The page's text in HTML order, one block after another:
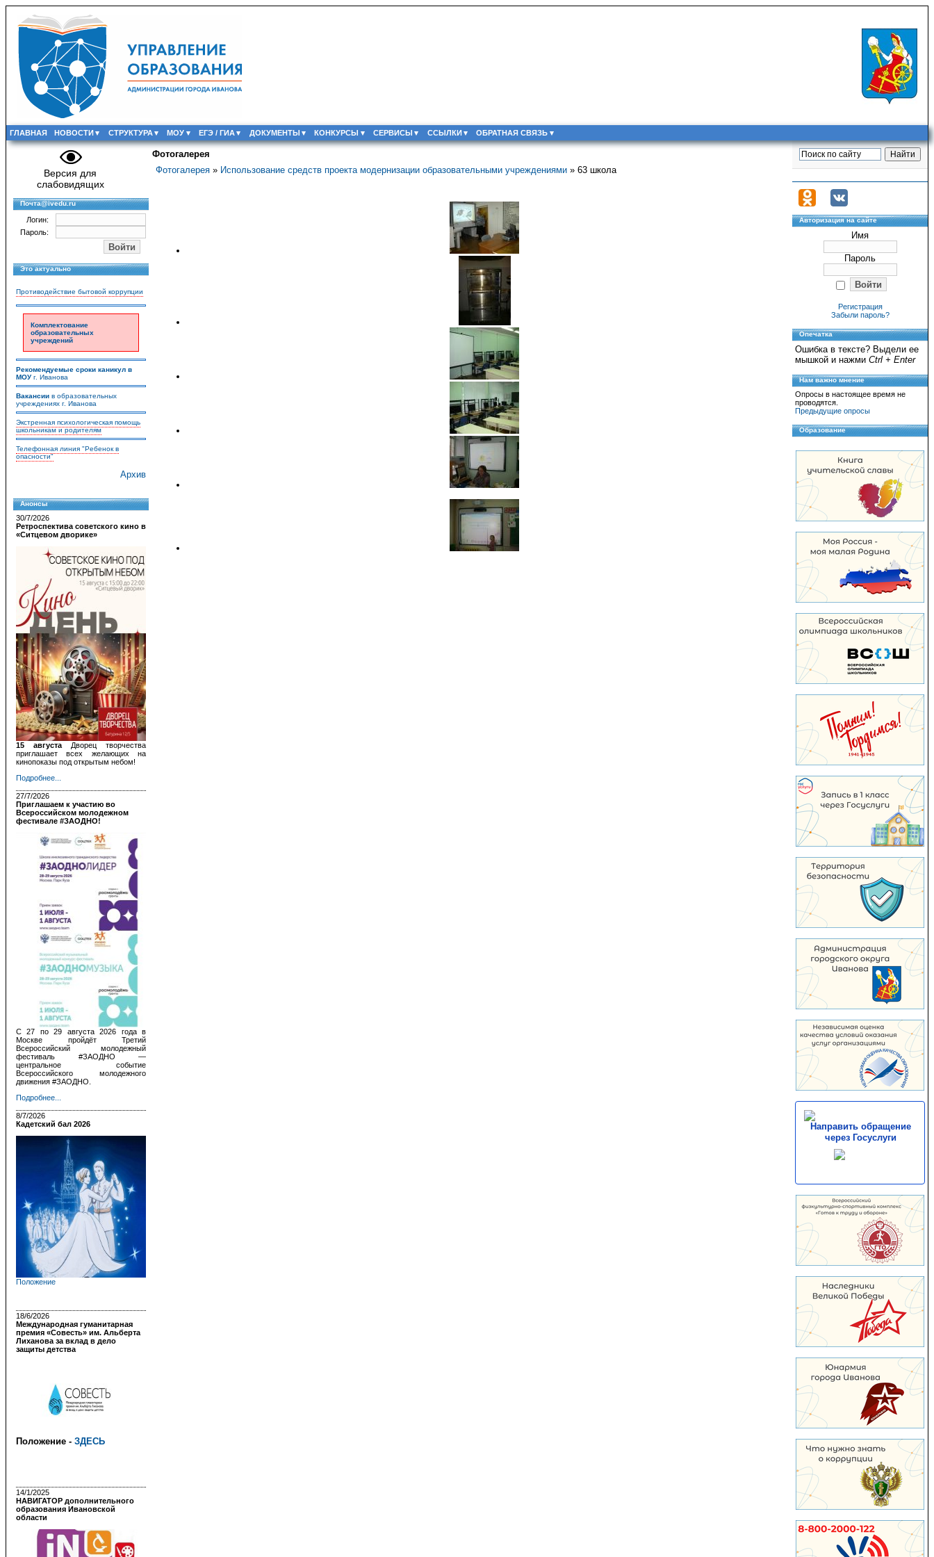
ГЛАВНАЯ НОВОСТИ СТРУКТУРА МОУ ЕГЭ / ГИА ДОКУМЕНТЫ КОНКУРСЫ СЕРВИСЫ ССЫЛКИ ОБРАТНАЯ СВЯЗЬ
Версия для
слабовидящих
Почта@ivedu.ru
Логин:
Пароль:
Это актуально
Противодействие бытовой коррупции
Комплектование
образовательных
учреждений
Рекомендуемые сроки каникул в
МОУг. Иванова
Вакансии в образовательных
учреждениях г. Иванова
Экстренная психологическая помощь
школьникам и родителям
Телефонная линия "Ребенок в
опасности"
Архив
Анонсы
30/7/2026
Ретроспектива советского кино в
«Ситцевом дворике»
15 августа
Дворец творчества
приглашает всех желающих на
кинопоказы под открытым небом!
Подробнее...
27/7/2026
Приглашаем к участию во
Всероссийском молодежном
фестивале #ЗАОДНО!
С 27 по 29 августа 2026 года в
Москве пройдёт Третий
Всероссийский молодежный
фестиваль #ЗАОДНО —
центральное событие
Всероссийского молодежного
движения #ЗАОДНО.
Подробнее...
8/7/2026
Кадетский бал 2026
Положение
18/6/2026
Международная гуманитарная
премия «Совесть» им. Альберта
Лиханова за вклад в дело
защиты детства
Положение - ЗДЕСЬ
14/1/2025
НАВИГАТОР дополнительного
образования Ивановской
области
Фотогалерея
Фотогалерея » Использование средств проекта модернизации образовательными учреждениями » 63 школа
Авторизация на сайте
Имя
Пароль
Регистрация
Забыли пароль?
Опечатка
Ошибка в тексте? Выдели ее
мышкой и нажми Ctrl + Enter
Нам важно мнение
Опросы в настоящее время не
проводятся.
Предыдущие опросы
Образование
Направить обращение
через Госуслуги